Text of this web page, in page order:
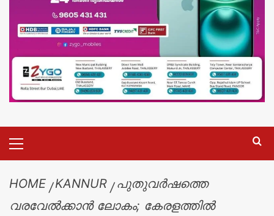
HOME KANNUR
പുതുവർഷത്തെ
വരവേൽക്കാൻ ലോകം; കേരളത്തിൽ